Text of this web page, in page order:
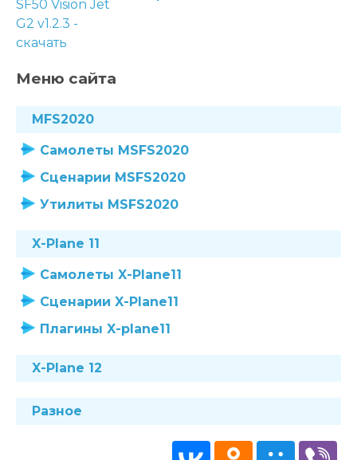
Меню сайта
MFS2020
Самолеты MSFS2020
Сценарии MSFS2020
Утилиты MSFS2020
X-Plane 11
Самолеты X-Plane11
Сценарии X-Plane11
Плагины X-plane11
X-Plane 12
Разное